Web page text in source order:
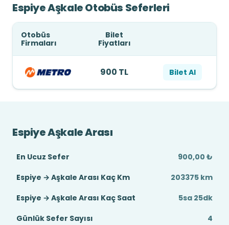
Espiye Aşkale Otobüs Seferleri
Otobüs
Firmaları
Bilet
Fiyatları
900 TL Bilet Al
Espiye Aşkale Arası
En Ucuz Sefer
900,00 ₺
Espiye → Aşkale Arası Kaç Km
203375 km
Espiye → Aşkale Arası Kaç Saat
5sa 25dk
Günlük Sefer Sayısı
4